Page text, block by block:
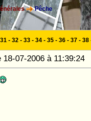
Pêche
31 - 32 - 33 - 34 - 35 - 36 - 37 - 38
18-07-2006 à